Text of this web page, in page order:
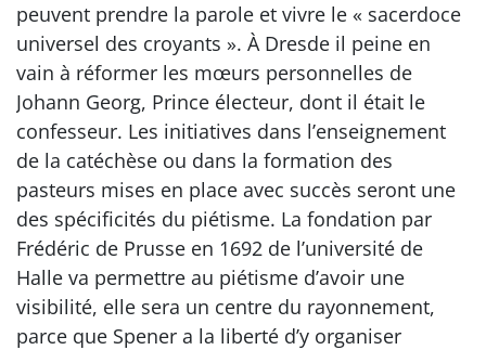
peuvent prendre la parole et vivre le « sacerdoce
universel des croyants ». À Dresde il peine en
vain à réformer les mœurs personnelles de
Johann Georg, Prince électeur, dont il était le
confesseur. Les initiatives dans l’enseignement
de la catéchèse ou dans la formation des
pasteurs mises en place avec succès seront une
des spécificités du piétisme. La fondation par
Frédéric de Prusse en 1692 de l’université de
Halle va permettre au piétisme d’avoir une
visibilité, elle sera un centre du rayonnement,
parce que Spener a la liberté d’y organiser